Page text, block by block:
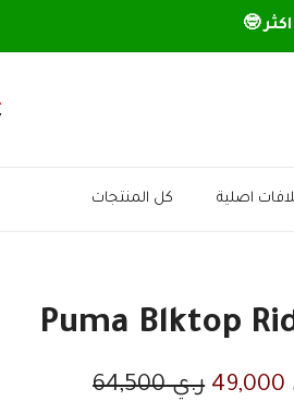
🤓
اصلية كل المنتجات
Puma Blktop
الان السعر الاصلي
ر.ي 64,500